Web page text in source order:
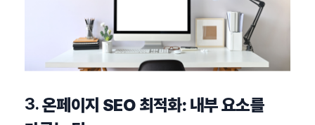
3.온페이지 SEO 최적화: 내부 요소를